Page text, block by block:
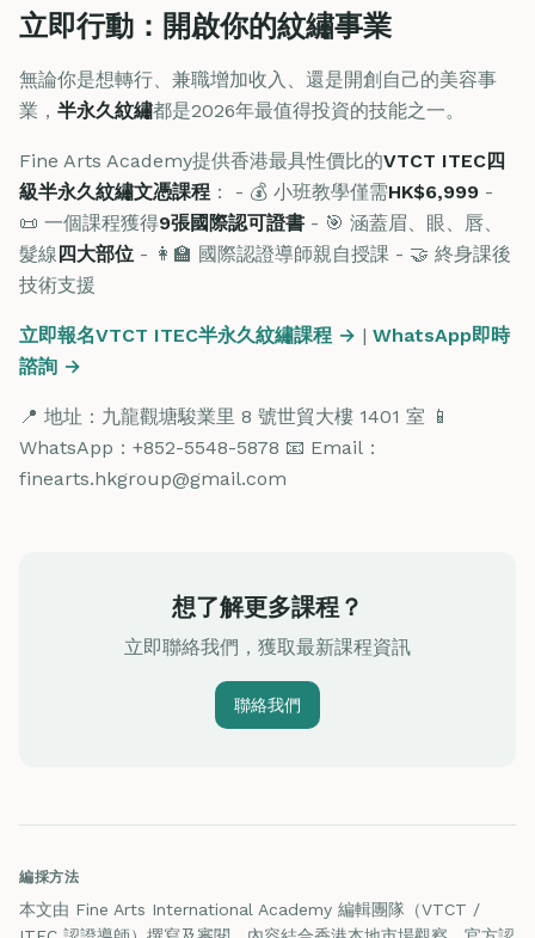
立即行動：開啟你的紋繡事業
無論你是想轉行、兼職增加收入、還是開創自己的美容事
業， 半永久紋繡都是2026年最值得投資的技能之一。
Fine Arts Academy提供香港最具性價比的VTCT ITEC四
級半永久紋繡文憑課程 ： - 💰 小班教學僅需HK$6,999 -
📜 一個課程獲得9張國際認可證書 - 🎯 涵蓋眉、眼、唇、
髮線四大部位 - 👩‍🏫 國際認證導師親自授課 - 🤝 終身課後
技術支援
立即報名VTCT ITEC半永久紋繡課程 → | WhatsApp即時
諮詢 →
📍 地址：九龍觀塘駿業里 8 號世貿大樓 1401 室 📱
WhatsApp：+852-5548-5878 📧 Email：
finearts.hkgroup@gmail.com
想了解更多課程？
立即聯絡我們，獲取最新課程資訊
聯絡我們
編採方法
本文由 Fine Arts International Academy 編輯團隊（VTCT /